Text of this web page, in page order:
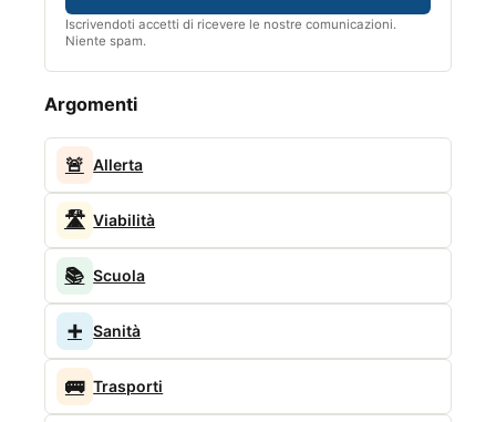
Iscrivendoti accetti di ricevere le nostre comunicazioni.
Niente spam.
Argomenti
🚨 Allerta
🛣️ Viabilità
📚 Scuola
➕ Sanità
🚌 Trasporti